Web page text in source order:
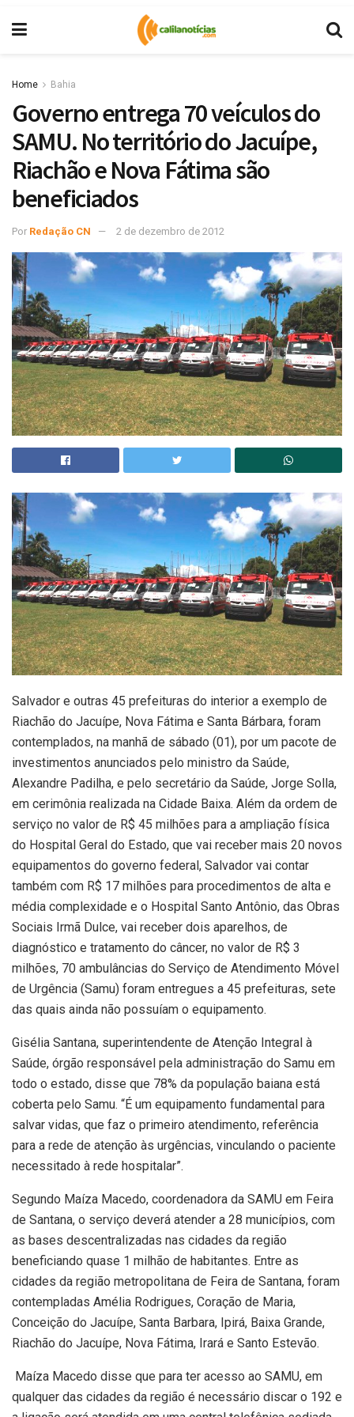
Home Bahia
Governo entrega 70 veículos do
SAMU. No território do Jacuípe,
Riachão e Nova Fátima são
beneficiados
Por Redação CN 2 de dezembro de 2012
Salvador e outras 45 prefeituras do interior a exemplo de
Riachão do Jacuípe, Nova Fátima e Santa Bárbara, foram
contemplados, na manhã de sábado (01), por um pacote de
investimentos anunciados pelo ministro da Saúde,
Alexandre Padilha, e pelo secretário da Saúde, Jorge Solla,
em cerimônia realizada na Cidade Baixa. Além da ordem de
serviço no valor de R$ 45 milhões para a ampliação física
do Hospital Geral do Estado, que vai receber mais 20 novos
equipamentos do governo federal, Salvador vai contar
também com R$ 17 milhões para procedimentos de alta e
média complexidade e o Hospital Santo Antônio, das Obras
Sociais Irmã Dulce, vai receber dois aparelhos, de
diagnóstico e tratamento do câncer, no valor de R$ 3
milhões, 70 ambulâncias do Serviço de Atendimento Móvel
de Urgência (Samu) foram entregues a 45 prefeituras, sete
das quais ainda não possuíam o equipamento.
Gisélia Santana, superintendente de Atenção Integral à
Saúde, órgão responsável pela administração do Samu em
todo o estado, disse que 78% da população baiana está
coberta pelo Samu. “É um equipamento fundamental para
salvar vidas, que faz o primeiro atendimento, referência
para a rede de atenção às urgências, vinculando o paciente
necessitado à rede hospitalar”.
Segundo Maíza Macedo, coordenadora da SAMU em Feira
de Santana, o serviço deverá atender a 28 municípios, com
as bases descentralizadas nas cidades da região
beneficiando quase 1 milhão de habitantes. Entre as
cidades da região metropolitana de Feira de Santana, foram
contempladas Amélia Rodrigues, Coração de Maria,
Conceição do Jacuípe, Santa Barbara, Ipirá, Baixa Grande,
Riachão do Jacuípe, Nova Fátima, Irará e Santo Estevão.
Maíza Macedo disse que para ter acesso ao SAMU, em
qualquer das cidades da região é necessário discar o 192 e